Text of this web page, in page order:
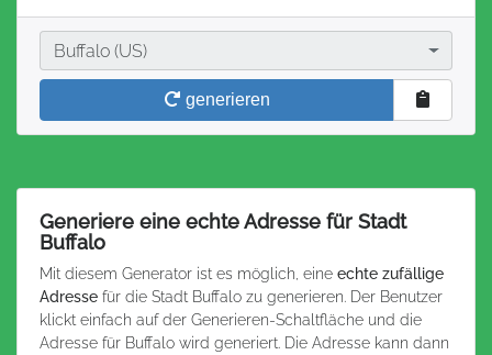
StadtBuffalo (US)
generieren
Generiere eine echte Adresse für Stadt
Buffalo
Mit diesem Generator ist es möglich, eine echte zufällige
Adresse für die Stadt Buffalo zu generieren. Der Benutzer
klickt einfach auf der Generieren-Schaltfläche und die
Adresse für Buffalo wird generiert. Die Adresse kann dann